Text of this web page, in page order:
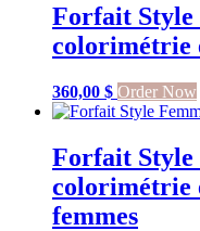
Forfait Style
colorimétrie
360,00 $ Order Now
Forfait Style
colorimétrie
femmes